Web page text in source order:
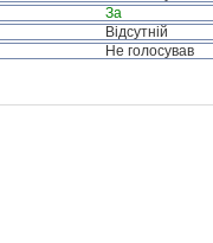
За
Відсутній
Не голосував